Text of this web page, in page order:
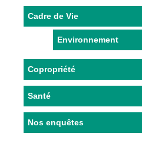
Cadre de Vie
Environnement
Copropriété
Santé
Nos enquêtes